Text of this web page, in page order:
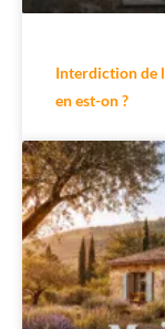
Interdiction de
en est-on ?